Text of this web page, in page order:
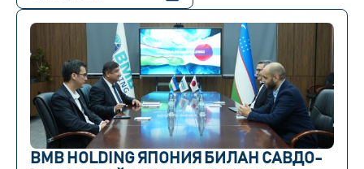
BMB HOLDING ЯПОНИЯ БИЛАН САВДО-